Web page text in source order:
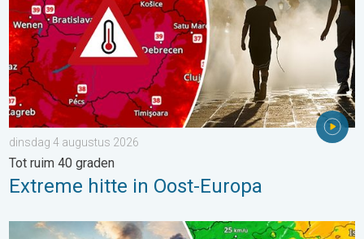
dinsdag 4 augustus 2026
Tot ruim 40 graden
Extreme hitte in Oost-Europa
Ook in Zuidoost-Europa woeden bosbranden. Hitte en veel